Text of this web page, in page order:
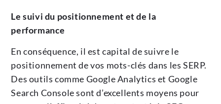
Le suivi du positionnement et de la
performance
En conséquence, il est capital de suivre le
positionnement de vos mots-clés dans les SERP.
Des outils comme Google Analytics et Google
Search Console sont d’excellents moyens pour